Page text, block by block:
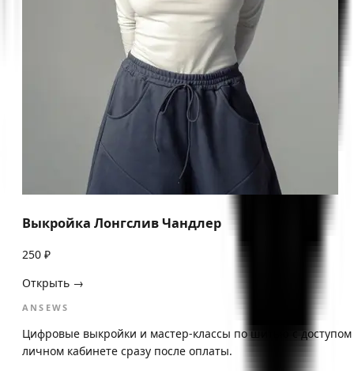
Выкройка Лонгслив Чандлер
250 ₽
Открыть →
ANSEWS
Цифровые выкройки и мастер-классы по шитью с доступом
личном кабинете сразу после оплаты.